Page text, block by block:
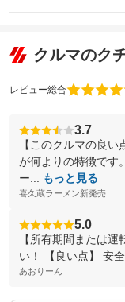
クルマのク
レビュー総合
3.7
【このクルマの良
が何よりの特徴です
ー...
もっと見る
喜久蔵ラーメン新発売
5.0
【所有期間または
い！ 【良い点】 安
あおりーん